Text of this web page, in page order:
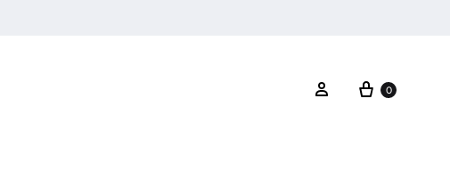
Zaloguj sięKoszyk
0